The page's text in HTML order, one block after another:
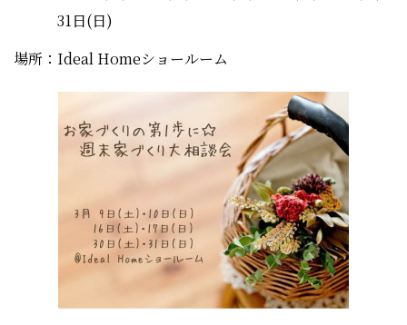
31日(日)
場所：Ideal Homeショールーム